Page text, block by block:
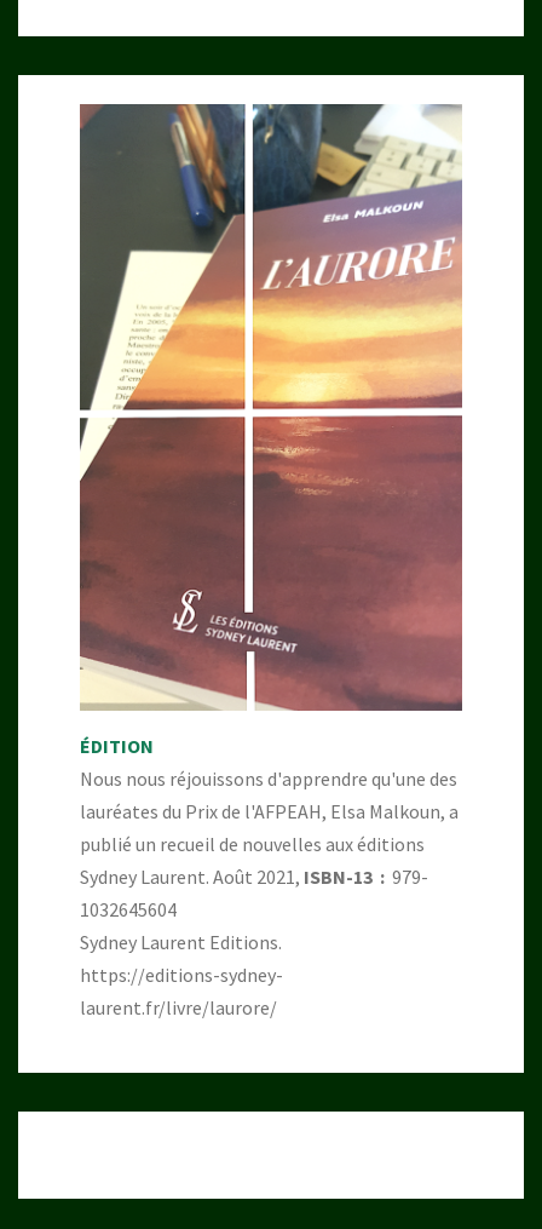
ÉDITION
Nous nous réjouissons d'apprendre qu'une des
lauréates du Prix de l'AFPEAH, Elsa Malkoun, a
publié un recueil de nouvelles aux éditions
Sydney Laurent. Août 2021,
ISBN-13 ‏ : ‎ 979-
1032645604
Sydney Laurent Editions.
https://editions-sydney-
laurent.fr/livre/laurore/